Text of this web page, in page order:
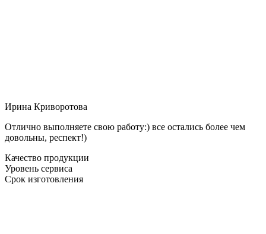
Ирина Криворотова
Отлично выполняете свою работу:) все остались более чем
довольны, респект!)
Качество продукции
Уровень сервиса
Срок изготовления